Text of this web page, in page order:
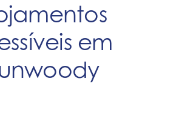
em